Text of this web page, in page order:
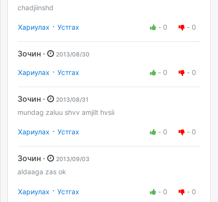
chadjiinshd
Хариулах · Устгах - 0 - 0
Зочин · 2013/08/30
Хариулах · Устгах - 0 - 0
Зочин · 2013/08/31
mundag zaluu shvv amjilt hvsii
Хариулах · Устгах - 0 - 0
Зочин · 2013/09/03
aldaaga zas ok
Хариулах · Устгах - 0 - 0